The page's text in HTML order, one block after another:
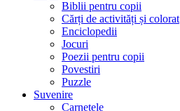
Biblii pentru copii
Cărți de activități și colorat
Enciclopedii
Jocuri
Poezii pentru copii
Povestiri
Puzzle
Suvenire
Carnetele